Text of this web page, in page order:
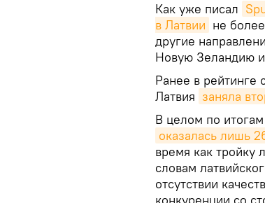
Как уже писал
в Латвии не
другие
Новую Зеландию
Ранее в рейтинге
Латвия заняла
В целом по
оказалась лишь
время как тройку
словам
отсутствии